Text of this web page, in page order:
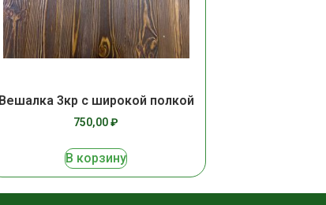
Вешалка 3кр с широкой полкой
750,00₽
В корзину